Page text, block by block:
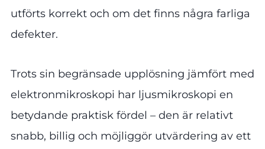
utförts korrekt och om det finns några farliga
defekter.
Trots sin begränsade upplösning jämfört med
elektronmikroskopi har ljusmikroskopi en
betydande praktisk fördel – den är relativt
snabb, billig och möjliggör utvärdering av ett